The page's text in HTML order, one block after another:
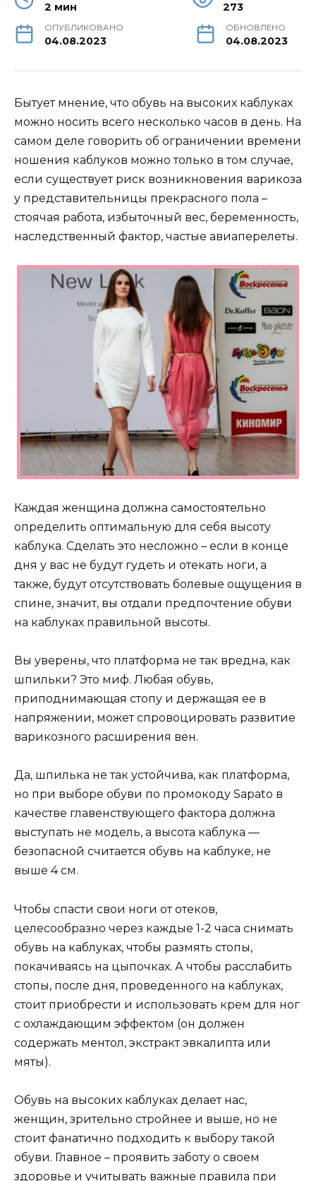
2 мин 273
ОПУБЛИКОВАНО
04.08.2023
ОБНОВЛЕНО
04.08.2023
Бытует мнение, что обувь на высоких каблуках
можно носить всего несколько часов в день. На
самом деле говорить об ограничении времени
ношения каблуков можно только в том случае,
если существует риск возникновения варикоза
у представительницы прекрасного пола –
стоячая работа, избыточный вес, беременность,
наследственный фактор, частые авиаперелеты.
Каждая женщина должна самостоятельно
определить оптимальную для себя высоту
каблука. Сделать это несложно – если в конце
дня у вас не будут гудеть и отекать ноги, а
также, будут отсутствовать болевые ощущения в
спине, значит, вы отдали предпочтение обуви
на каблуках правильной высоты.
Вы уверены, что платформа не так вредна, как
шпильки? Это миф. Любая обувь,
приподнимающая стопу и держащая ее в
напряжении, может спровоцировать развитие
варикозного расширения вен.
Да, шпилька не так устойчива, как платформа,
но при выборе обуви по промокоду Sapato в
качестве главенствующего фактора должна
выступать не модель, а высота каблука —
безопасной считается обувь на каблуке, не
выше 4 см.
Чтобы спасти свои ноги от отеков,
целесообразно через каждые 1-2 часа снимать
обувь на каблуках, чтобы размять стопы,
покачиваясь на цыпочках. А чтобы расслабить
стопы, после дня, проведенного на каблуках,
стоит приобрести и использовать крем для ног
с охлаждающим эффектом (он должен
содержать ментол, экстракт эвкалипта или
мяты).
Обувь на высоких каблуках делает нас,
женщин, зрительно стройнее и выше, но не
стоит фанатично подходить к выбору такой
обуви. Главное – проявить заботу о своем
здоровье и учитывать важные правила при